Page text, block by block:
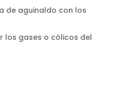
de aguinaldo con los
los gases o cólicos del